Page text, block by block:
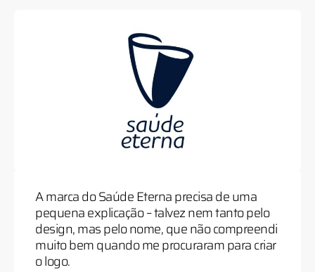
A marca do Saúde Eterna precisa de uma
pequena explicação – talvez nem tanto pelo
design, mas pelo nome, que não compreendi
muito bem quando me procuraram para criar
o logo.